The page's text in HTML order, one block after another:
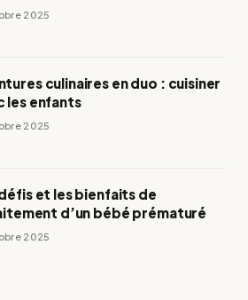
2025
culinaires en duo : cuisiner
les enfants
2025
et les bienfaits de
d’un bébé prématuré
2025